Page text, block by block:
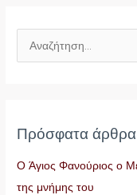
ή
Πρόσφατα άρθρα
Ο Άγιος Φανούριος ο
της μνήμης του